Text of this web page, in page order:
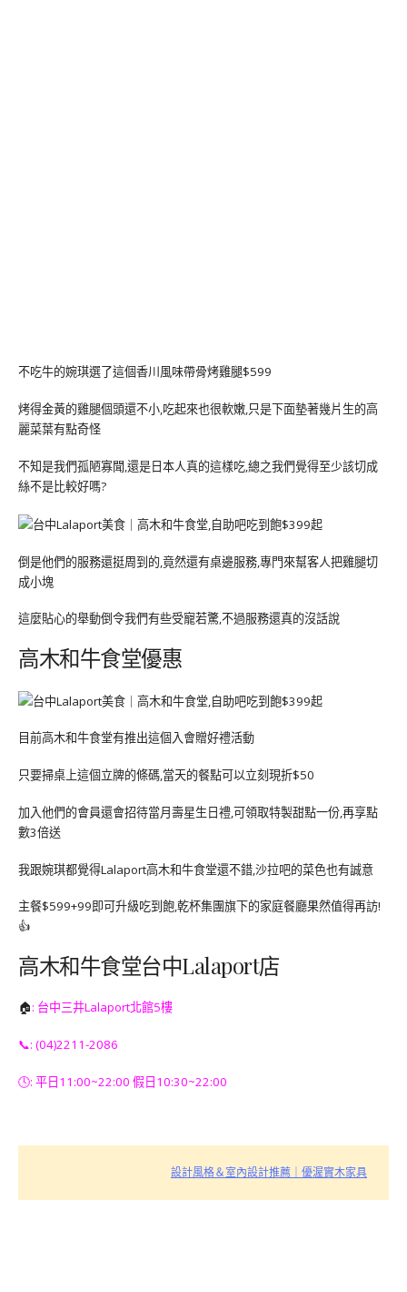
不吃牛的婉琪選了這個香川風味帶骨烤雞腿$599
烤得金黃的雞腿個頭還不小,吃起來也很軟嫩,只是下面墊著幾片生的高
麗菜葉有點奇怪
不知是我們孤陋寡聞,還是日本人真的這樣吃,總之我們覺得至少該切成
絲不是比較好嗎?
倒是他們的服務還挺周到的,竟然還有桌邊服務,專門來幫客人把雞腿切
成小塊
這麼貼心的舉動倒令我們有些受寵若驚,不過服務還真的沒話說
高木和牛食堂優惠
目前高木和牛食堂有推出這個入會贈好禮活動
只要掃桌上這個立牌的條碼,當天的餐點可以立刻現折$50
加入他們的會員還會招待當月壽星生日禮,可領取特製甜點一份,再享點
數3倍送
我跟婉琪都覺得Lalaport高木和牛食堂還不錯,沙拉吧的菜色也有誠意
主餐$599+99即可升級吃到飽,乾杯集團旗下的家庭餐廳果然值得再訪!
👍
高木和牛食堂台中Lalaport店
🏠: 台中三井Lalaport北館5樓
📞: (04)2211-2086
🕓: 平日11:00~22:00 假日10:30~22:00
設計風格＆室內設計推薦｜優渥實木家具